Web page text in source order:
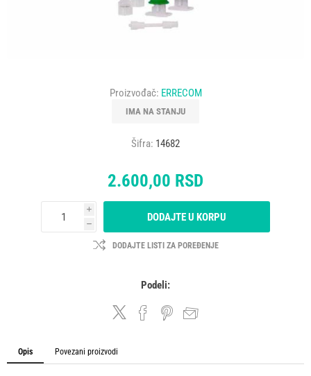
Proizvođač: ERRECOM
IMA NA STANJU
Šifra: 14682
2.600,00 RSD
i
h
DODAJTE U KORPU
DODAJTE LISTI ZA POREĐENJE
Podeli:
Opis Povezani proizvodi